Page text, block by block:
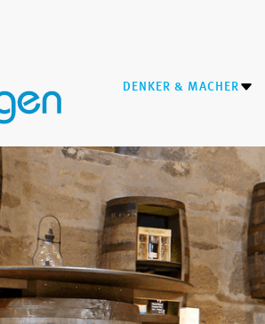
DENKER & MACHER